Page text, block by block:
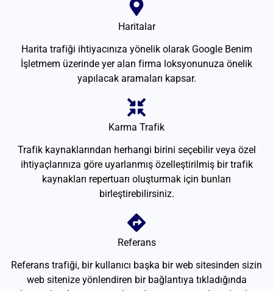
Haritalar
Harita trafiği ihtiyacınıza yönelik olarak Google Benim
İşletmem üzerinde yer alan firma loksyonunuza önelik
yapılacak aramaları kapsar.
Karma Trafik
Trafik kaynaklarından herhangi birini seçebilir veya özel
ihtiyaçlarınıza göre uyarlanmış özelleştirilmiş bir trafik
kaynakları repertuarı oluşturmak için bunları
birleştirebilirsiniz.
Referans
Referans trafiği, bir kullanıcı başka bir web sitesinden sizin
web sitenize yönlendiren bir bağlantıya tıkladığında